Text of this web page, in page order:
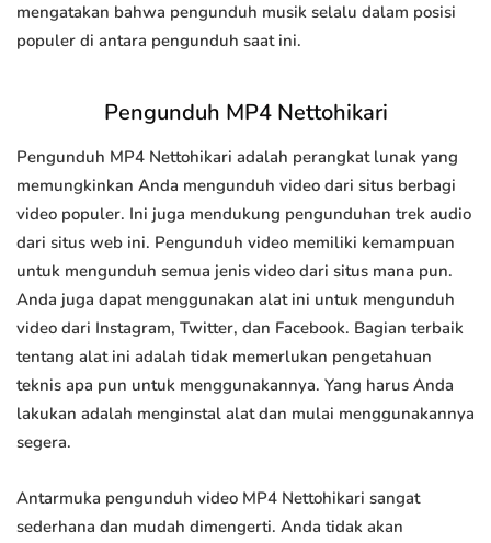
mengatakan bahwa pengunduh musik selalu dalam posisi
populer di antara pengunduh saat ini.
Pengunduh MP4 Nettohikari
Pengunduh MP4 Nettohikari adalah perangkat lunak yang
memungkinkan Anda mengunduh video dari situs berbagi
video populer. Ini juga mendukung pengunduhan trek audio
dari situs web ini. Pengunduh video memiliki kemampuan
untuk mengunduh semua jenis video dari situs mana pun.
Anda juga dapat menggunakan alat ini untuk mengunduh
video dari Instagram, Twitter, dan Facebook. Bagian terbaik
tentang alat ini adalah tidak memerlukan pengetahuan
teknis apa pun untuk menggunakannya. Yang harus Anda
lakukan adalah menginstal alat dan mulai menggunakannya
segera.
Antarmuka pengunduh video MP4 Nettohikari sangat
sederhana dan mudah dimengerti. Anda tidak akan